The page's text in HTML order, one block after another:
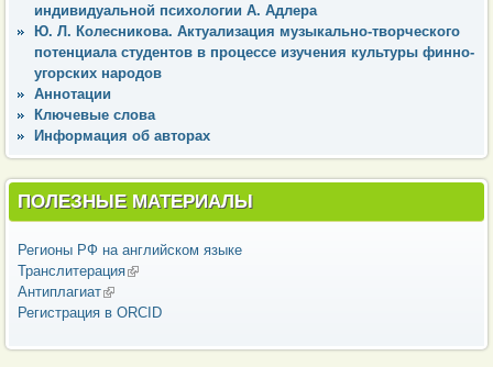
индивидуальной психологии А. Адлера
Ю. Л. Колесникова. Актуализация музыкально-творческого
потенциала студентов в процессе изучения культуры финно-
угорских народов
Аннотации
Ключевые слова
Информация об авторах
ПОЛЕЗНЫЕ МАТЕРИАЛЫ
Регионы РФ на английском языке
Транслитерация(внешняя ссылка)
Антиплагиат(внешняя ссылка)
Регистрация в ORCID